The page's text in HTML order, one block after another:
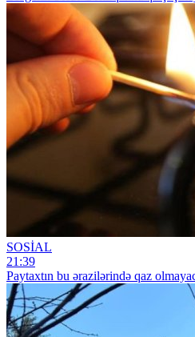
SOSİAL
21:39
Paytaxtın bu ərazilərində qaz